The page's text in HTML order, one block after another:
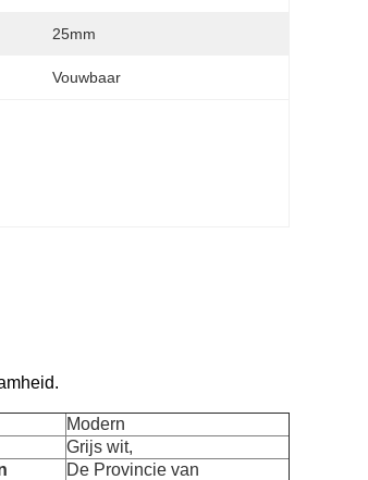
25mm
Vouwbaar
Modern
Grijs wit,
De Provincie van